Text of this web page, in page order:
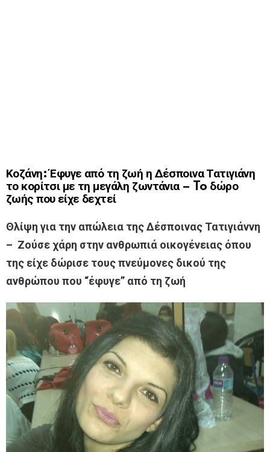
Κοζάνη: Έφυγε από τη ζωή η Δέσποινα Τατιγιάνη
το κορίτσι με τη μεγάλη ζωντάνια – To δώρο
ζωής που είχε δεχτεί
Θλίψη για την απώλεια της Δέσποινας Τατιγιάννη
– Zούσε χάρη στην ανθρωπιά οικογένειας όπου
της είχε δώρισε τους πνεύμονες δικού της
ανθρώπου που “έφυγε” από τη ζωή